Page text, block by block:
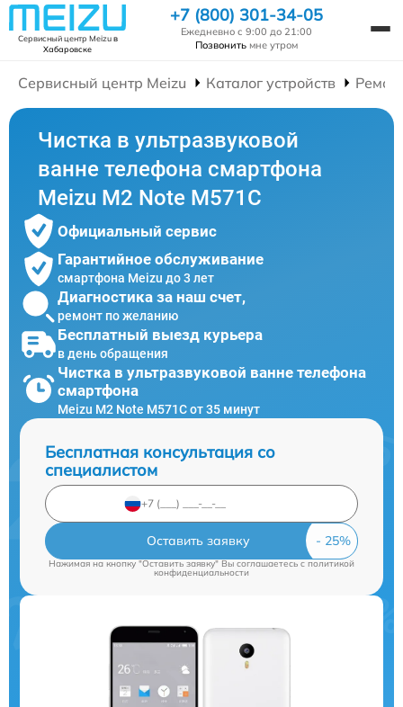
Сервисный центр Meizuв
Хабаровске
+7 (800) 301-34-05
Ежедневно с 9:00 до 21:00
Позвонить мне утром
Сервисный центр Meizu Каталог устройств
Чистка в ультразвуковой
ванне телефона смартфона
Meizu M2 Note M571C
Официальный сервис
Гарантийное обслуживание
смартфона Meizu до 3 лет
Диагностика за наш счет,
ремонт по желанию
Бесплатный выезд курьера
в день обращения
Чистка в ультразвуковой ванне телефона
смартфона
Meizu M2 Note M571C от 35 минут
Бесплатная консультация со
специалистом
Оставить заявку
Нажимая на кнопку "Оставить заявку" Вы соглашаетесь cполитикой
конфиденциальности